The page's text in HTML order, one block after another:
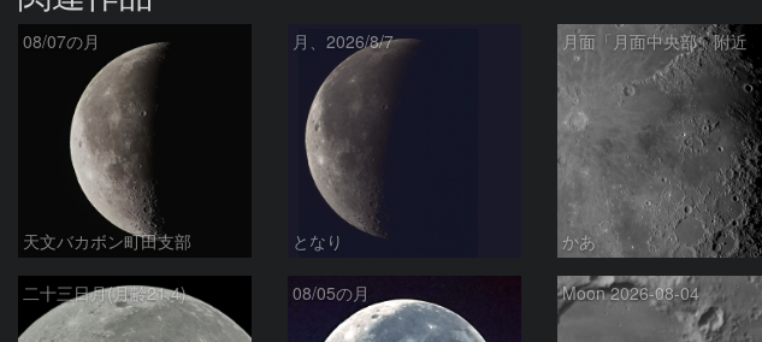
08/07の月
天文バカボン町田支部
月、2026/8/7
となり
月面「月面中央部」附近
かあ
二十三日月(月齢21.4) 08/05の月 Moon 2026-08-04